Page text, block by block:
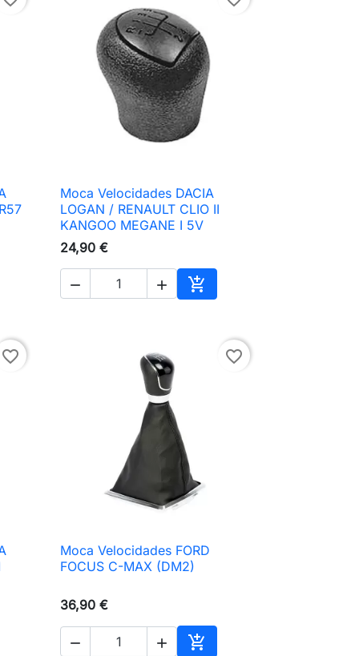
ao carrinho
 Vista rápida
Moca Velocidades DACIA
LOGAN / RENAULT CLIO II
KANGOO MEGANE I 5V
24,90 €
  
Adicionar ao carrinho
favorite_border favorite_border
 Vista rápida
Moca Velocidades FORD
FOCUS C-MAX (DM2)
36,90 €
  